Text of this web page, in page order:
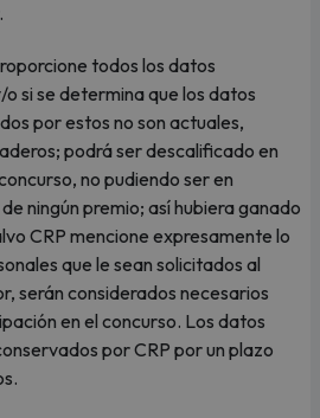
todos los datos
si se determina que los datos
por estos no son actuales,
podrá ser descalificado en
no pudiendo ser en
ningún premio; así hubiera ganado
CRP mencione expresamente lo
que le sean solicitados al
serán considerados necesarios
en el concurso. Los datos
por CRP por un plazo